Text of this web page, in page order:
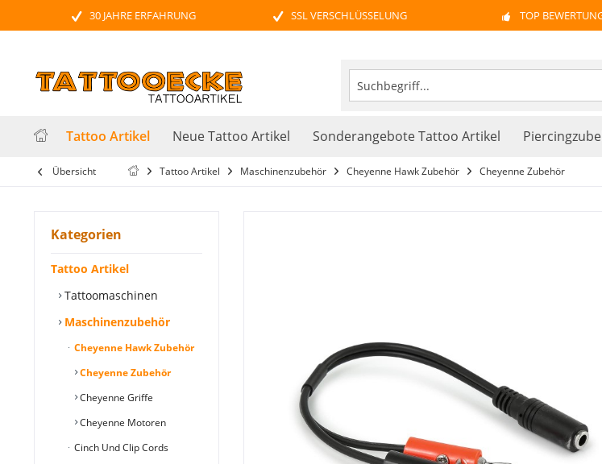
30 JAHRE ERFAHRUNG SSL VERSCHLÜSSELUNG TOP
Tattoo Artikel Neue Tattoo Artikel Sonderangebote Tattoo Artikel
Übersicht Tattoo Artikel Maschinenzubehör Cheyenne Hawk Zubehör Cheyenne Zubehör
Kategorien
Tattoo Artikel
Tattoomaschinen
Maschinenzubehör
Cheyenne Hawk Zubehör
Cheyenne Zubehör
Cheyenne Griffe
Cheyenne Motoren
Cinch Und Clip Cords